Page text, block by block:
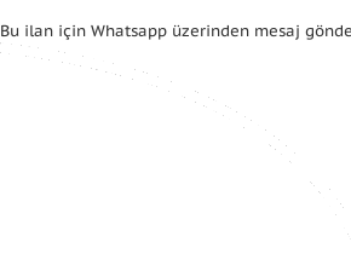
Bu ilan için Whatsapp üzerinden mesaj